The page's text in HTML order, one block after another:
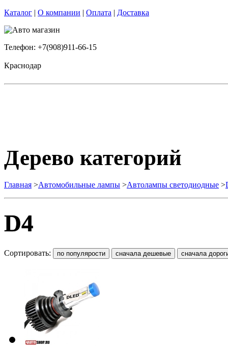
Каталог | О компании | Оплата | Доставка
Телефон: +7(908)911-66-15
Краснодар
Дерево категорий
Главная >Автомобильные лампы >Автолампы светодиодные >
D4
Сортировать: